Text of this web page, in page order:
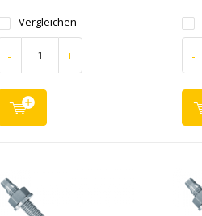
Vergleichen
- + -